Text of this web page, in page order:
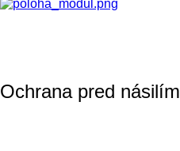
Ochrana pred násilím